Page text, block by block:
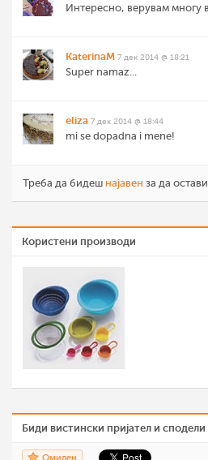
Интересно, верувам многу
KaterinaM 7 дек 2014 @ 18:21
Super namaz...
eliza 7 дек 2014 @ 18:44
mi se dopadna i mene!
Треба да бидеш најавен за да
Користени производи
Биди вистински пријател и сподели
Омилен